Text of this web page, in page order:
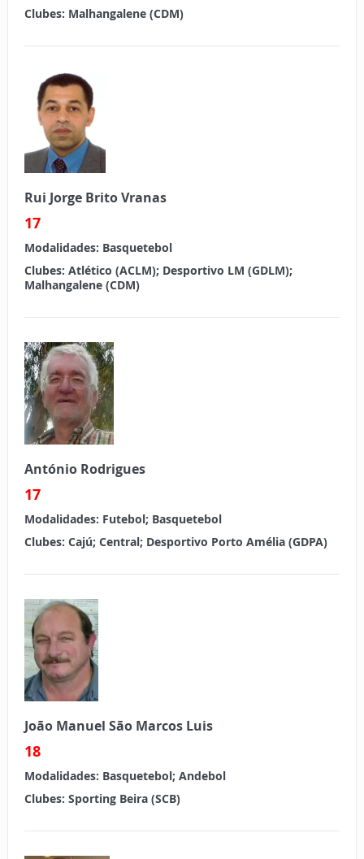
Clubes: Malhangalene (CDM)
Rui Jorge Brito Vranas
17
Modalidades: Basquetebol
Clubes: Atlético (ACLM); Desportivo LM (GDLM);
Malhangalene (CDM)
António Rodrigues
17
Modalidades: Futebol; Basquetebol
Clubes: Cajú; Central; Desportivo Porto Amélia (GDPA)
João Manuel São Marcos Luis
18
Modalidades: Basquetebol; Andebol
Clubes: Sporting Beira (SCB)